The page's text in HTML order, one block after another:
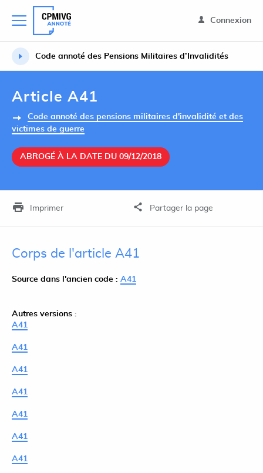
Connexion
Code annoté des Pensions Militaires d’Invalidités
Article A41
Code annoté des pensions militaires d'invalidité et des
victimes de guerre
ABROGÉ À LA DATE DU 09/12/2018
Imprimer Partager la page
Corps de l'article A41
Source dans l'ancien code : A41
Autres versions :
A41
A41
A41
A41
A41
A41
A41